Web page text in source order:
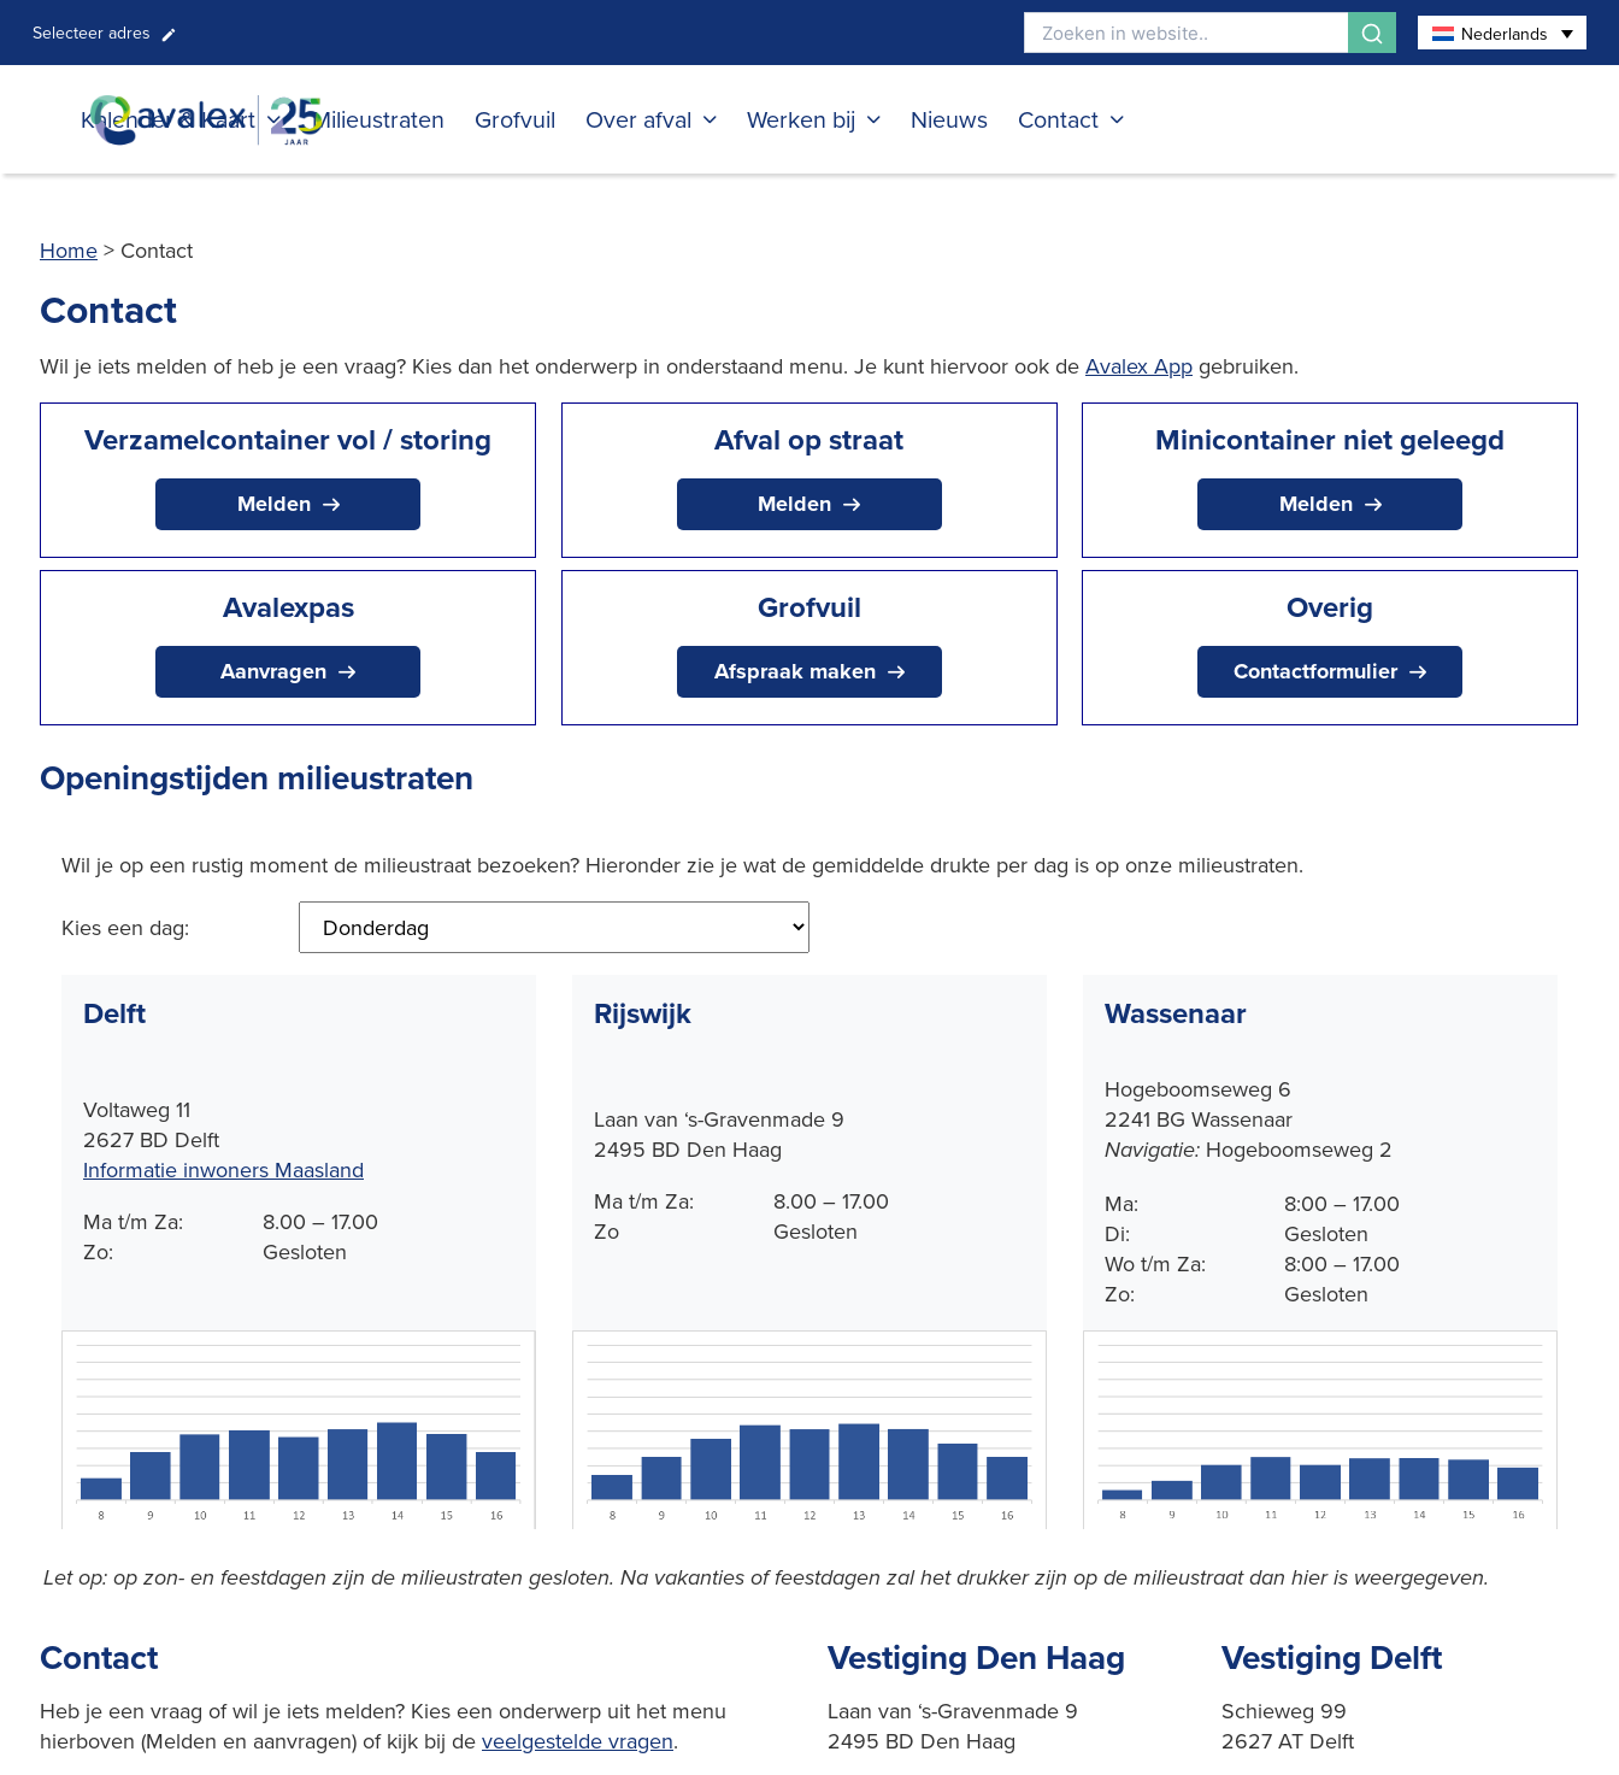
Selecteer adres Nederlands
Kalender & Kaart Milieustraten Grofvuil Over afval Werken bij Nieuws Contact
Home > Contact
Contact
Wil je iets melden of heb je een vraag? Kies dan het onderwerp in onderstaand menu. Je kunt hiervoor ook de Avalex App gebruiken.
Verzamelcontainer vol / storing
Melden
Afval op straat
Melden
Minicontainer niet geleegd
Melden
Avalexpas
Aanvragen
Grofvuil
Afspraak maken
Overig
Contactformulier
Openingstijden milieustraten
Wil je op een rustig moment de milieustraat bezoeken? Hieronder zie je wat de gemiddelde drukte per dag is op onze milieustraten.
Kies een dag:
Delft
Voltaweg 11
2627 BD Delft
Informatie inwoners Maasland
Ma t/m Za:
8.00 – 17.00
Zo:
Gesloten
Rijswijk
Laan van ‘s-Gravenmade 9
2495 BD Den Haag
Ma t/m Za:
8.00 – 17.00
Zo
Gesloten
Wassenaar
Hogeboomseweg 6
2241 BG Wassenaar
Navigatie: Hogeboomseweg 2
Ma:
8:00 – 17.00
Di:
Gesloten
Wo t/m Za:
8:00 – 17.00
Zo:
Gesloten
Let op: op zon- en feestdagen zijn de milieustraten gesloten. Na vakanties of feestdagen zal het drukker zijn op de milieustraat dan hier is weergegeven.
Contact
Heb je een vraag of wil je iets melden? Kies een onderwerp uit het menu
hierboven (Melden en aanvragen) of kijk bij de veelgestelde vragen.
Vestiging Den Haag
Laan van ‘s-Gravenmade 9
2495 BD Den Haag
Vestiging Delft
Schieweg 99
2627 AT Delft